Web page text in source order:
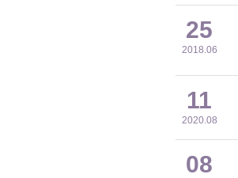
25
2018.06
11
2020.08
08